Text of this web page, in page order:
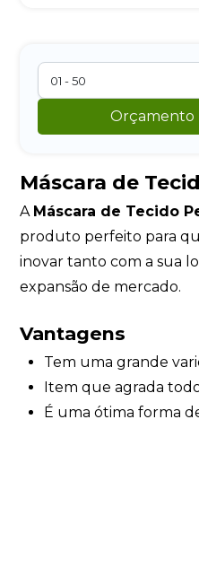
Orçamento
Máscara de
A Máscara de Tecido
produto perfeito para
inovar tanto com a sua
expansão de mercado.
Vantagens
Tem uma grande
Item que agrada
É uma ótima forma